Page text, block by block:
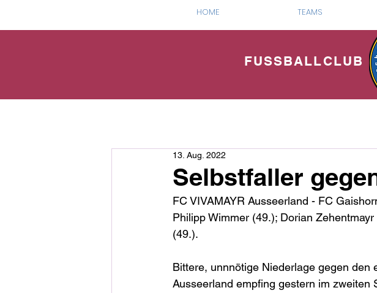
HOME TEAMS
FUSSBALLCLUB
Selbstfaller
13. Aug. 2022
FC VIVAMAYR Ausseerland - FC
Philipp Wimmer (49.); Dorian
(49.).
Bittere, unnnötige Niederlage gegen den
Ausseerland empfing gestern im